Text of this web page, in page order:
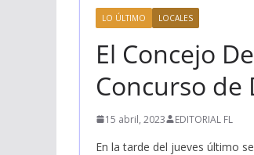
LO ÚLTIMO LOCALES
El Concejo
Concurso de
15 abril, 2023 EDITORIAL FL
En la tarde del jueves último